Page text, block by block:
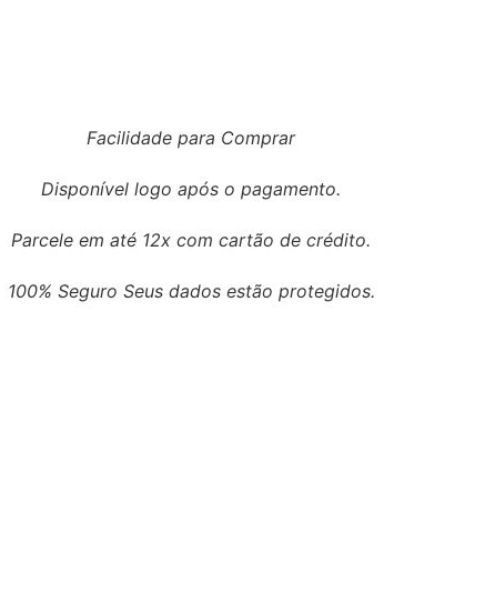
Facilidade para Comprar
Disponível logo após o pagamento.
Parcele em até 12x com cartão de crédito.
100% Seguro Seus dados estão protegidos.